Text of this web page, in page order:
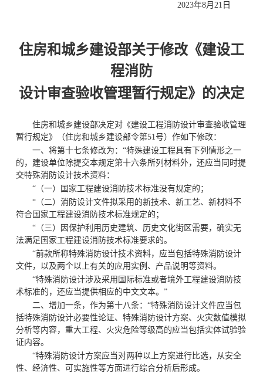
2023年8月21日
住房和城乡建设部关于修改《建设工
程消防
设计审查验收管理暂行规定》的决定
住房和城乡建设部决定对《建设工程消防设计审查验收管理
暂行规定》（住房和城乡建设部令第51号）作如下修改：
一、将第十七条修改为：“特殊建设工程具有下列情形之一
的，建设单位除提交本规定第十六条所列材料外，还应当同时提
交特殊消防设计技术资料：
“（一）国家工程建设消防技术标准没有规定的；
“（二）消防设计文件拟采用的新技术、新工艺、新材料不
符合国家工程建设消防技术标准规定的；
“（三）因保护利用历史建筑、历史文化街区需要，确实无
法满足国家工程建设消防技术标准要求的。
“前款所称特殊消防设计技术资料，应当包括特殊消防设计
文件，以及两个以上有关的应用实例、产品说明等资料。
“特殊消防设计涉及采用国际标准或者境外工程建设消防技
术标准的，还应当提供相应的中文文本。”
二、增加一条，作为第十八条：“特殊消防设计文件应当包
括特殊消防设计必要性论证、特殊消防设计方案、火灾数值模拟
分析等内容，重大工程、火灾危险等级高的应当包括实体试验验
证内容。
“特殊消防设计方案应当对两种以上方案进行比选，从安全
性、经济性、可实施性等方面进行综合分析后形成。